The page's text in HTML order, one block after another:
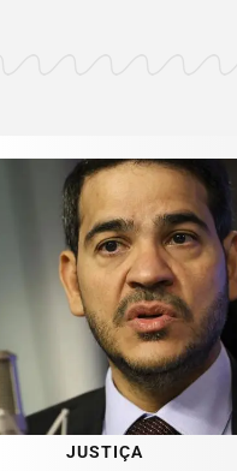
JUSTIÇA